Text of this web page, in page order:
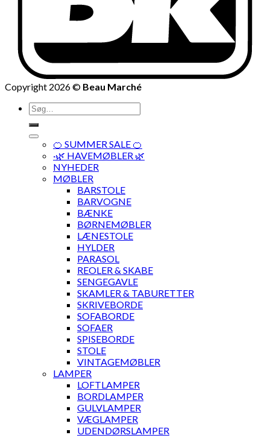
Copyright 2026 © Beau Marché
Søg
efter:
🍊 SUMMER SALE 🍊
·🌿 HAVEMØBLER 🌿
NYHEDER
MØBLER
BARSTOLE
BARVOGNE
BÆNKE
BØRNEMØBLER
LÆNESTOLE
HYLDER
PARASOL
REOLER & SKABE
SENGEGAVLE
SKAMLER & TABURETTER
SKRIVEBORDE
SOFABORDE
SOFAER
SPISEBORDE
STOLE
VINTAGEMØBLER
LAMPER
LOFTLAMPER
BORDLAMPER
GULVLAMPER
VÆGLAMPER
UDENDØRSLAMPER